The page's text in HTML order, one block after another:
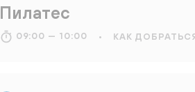
Пилатес
09:00 — 10:00 • КАК